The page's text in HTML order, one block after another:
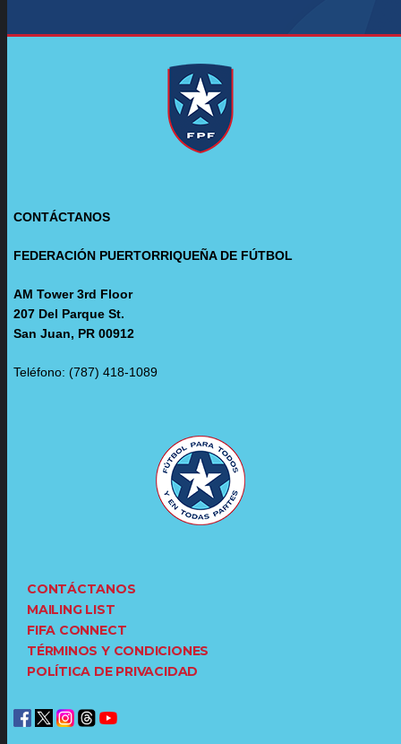
CONTÁCTANOS
FEDERACIÓN PUERTORRIQUEÑA DE FÚTBOL
AM Tower 3rd Floor
207 Del Parque St.
San Juan, PR 00912
Teléfono: (787) 418-1089
CONTÁCTANOS
MAILING LIST
FIFA CONNECT
TÉRMINOS Y CONDICIONES
POLÍTICA DE PRIVACIDAD